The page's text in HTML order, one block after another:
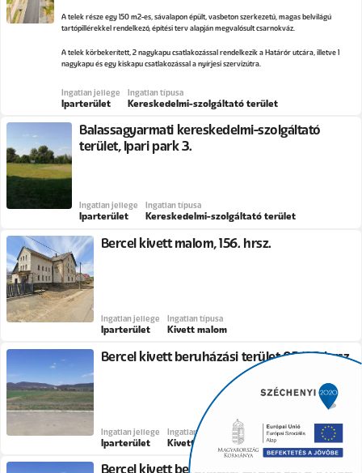
A telek része egy 150 m2-es, sávalapon épült, vasbeton szerkezetű, magas belvilágú
tartópillérekkel rendelkező, építési terv alapján megvalósult csarnokváz.
A telek körbekerített, 2 nagykapu csatlakozással rendelkezik a Határőr utcára, illetve 1
nagykapu és egy kiskapu csatlakozással a nyírjesi szervizútra.
Ingatlan jellege
Iparterület
Ingatlan típusa
Kereskedelmi-szolgáltató terület
Balassagyarmati kereskedelmi-szolgáltató
terület, Ipari park 3.
Ingatlan jellege
Iparterület
Ingatlan típusa
Kereskedelmi-szolgáltató terület
Bercel kivett malom, 156. hrsz.
Ingatlan jellege
Iparterület
Ingatlan típusa
Kivett malom
Bercel kivett beruházási terület 05/85. hrsz.
Ingatlan jellege
Iparterület
Ingatlan típusa
Kivett beruházási terület
Bercel kivett beruházási terület 05/84. hrsz.